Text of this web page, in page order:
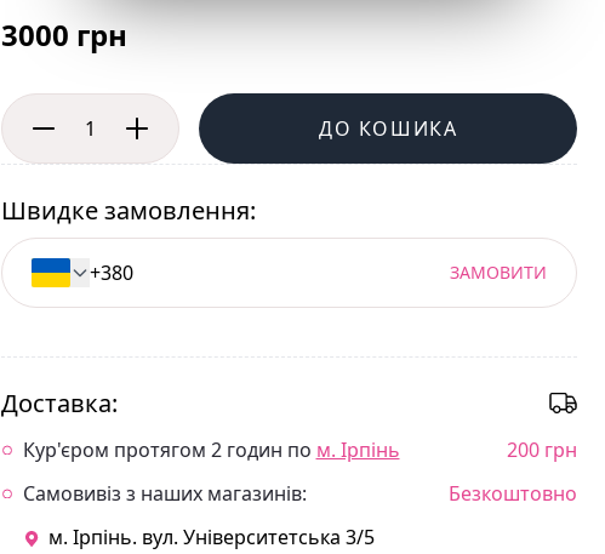
3000 грн
ДО КОШИКА
Швидке замовлення:
ЗАМОВИТИ
Доставка:
Кур'єром протягом 2 годин по м. Ірпінь
200 грн
Самовивіз з наших магазинів:
Безкоштовно
м. Ірпінь. вул. Університетська 3/5